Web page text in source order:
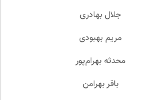
جلال بهادری
مریم بهبودی
محدثه بهرام‌پور
باقر بهرامن